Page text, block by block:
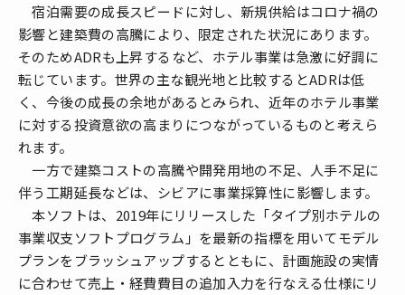
宿泊需要の成長スピードに対し、新規供給はコロナ禍の
影響と建築費の高騰により、限定された状況にあります。
そのためADRも上昇するなど、ホテル事業は急激に好調に
転じています。世界の主な観光地と比較するとADRは低
く、今後の成長の余地があるとみられ、近年のホテル事業
に対する投資意欲の高まりにつながっているものと考えら
れます。
一方で建築コストの高騰や開発用地の不足、人手不足に
伴う工期延長などは、シビアに事業採算性に影響します。
本ソフトは、2019年にリリースした「タイプ別ホテルの
事業収支ソフトプログラム」を最新の指標を用いてモデル
プランをブラッシュアップするとともに、計画施設の実情
に合わせて売上・経費費目の追加入力を行なえる仕様にリ